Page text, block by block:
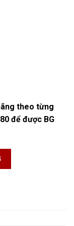
theo từng
để được BG